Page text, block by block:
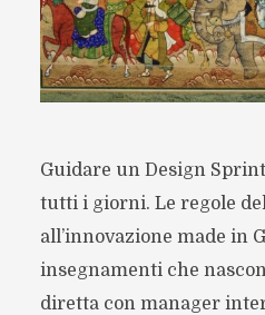
Guidare un Design
tutti i giorni. Le regole
all’innovazione made in
insegnamenti che
diretta con manager